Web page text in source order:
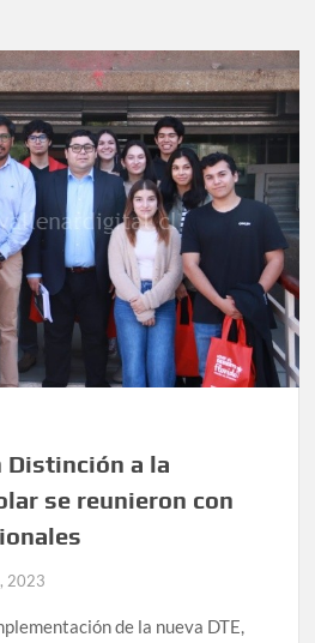
Distinción a la
se reunieron con
2023
de la nueva DTE,